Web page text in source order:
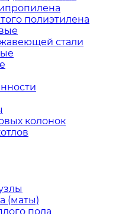
полиэтилена
стали
колонок
(маты)
пола